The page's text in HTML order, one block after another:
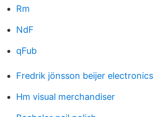
Rm
NdF
qFub
Fredrik jönsson beijer electronics
Hm visual merchandiser